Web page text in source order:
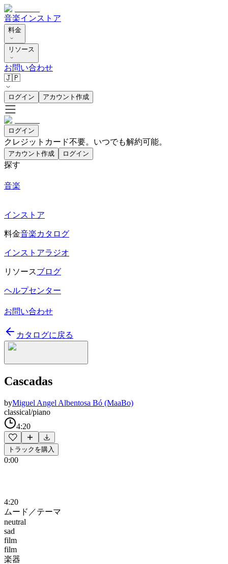
音楽インストア
料金
リソース
お問い合わせ
🇯🇵
ログイン アカウント作成
ログイン
クレジットカード不要。いつでも解約可能。
アカウント作成 ログイン
探す
音楽
インストア
料金音楽カタログ
インストアラジオ
リソースブログ
ヘルプセンター
お問い合わせ
カタログに戻る
Cascadas
byMiguel Angel Albentosa Bó (MaaBo)
classical/piano
4:20
トラックを購入
0:00
4:20
ムード／テーマ
neutral
sad
film
film
楽器